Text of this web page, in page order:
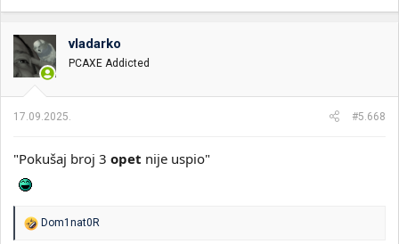
a
o
v
a
n
:
vladarko
PCAXE Addicted
17.09.2025. #5.668
"Pokušaj broj 3 opet nije uspio"
RDom1nat0R